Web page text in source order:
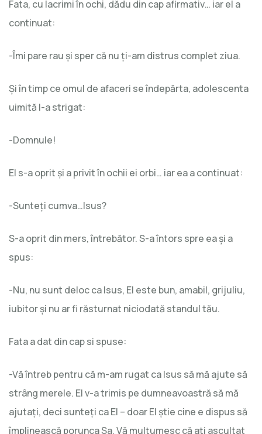
Fata, cu lacrimi în ochi, dădu din cap afirmativ… iar el a
continuat:
-Îmi pare rau şi sper că nu ți-am distrus complet ziua.
Şi în timp ce omul de afaceri se îndepărta, adolescenta
uimită l-a strigat:
-Domnule!
El s-a oprit și a privit în ochii ei orbi… iar ea a continuat:
-Sunteți cumva…Isus?
S-a oprit din mers, întrebător. S-a întors spre ea și a
spus:
-Nu, nu sunt deloc ca Isus, El este bun, amabil, grijuliu,
iubitor și nu ar fi răsturnat niciodată standul tău.
Fata a dat din cap si spuse:
-Vă întreb pentru că m-am rugat ca Isus să mă ajute să
strâng merele. El v-a trimis pe dumneavoastră să mă
ajutați, deci sunteți ca El – doar El știe cine e dispus să
împlinească porunca Sa. Vă mulțumesc că ați ascultat